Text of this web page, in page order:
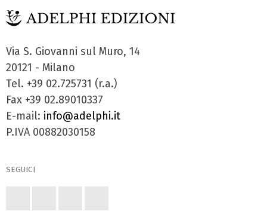
Via S. Giovanni sul Muro, 14
20121 - Milano
Tel. +39 02.725731 (r.a.)
Fax +39 02.89010337
E-mail: info@adelphi.it
P.IVA 00882030158
SEGUICI